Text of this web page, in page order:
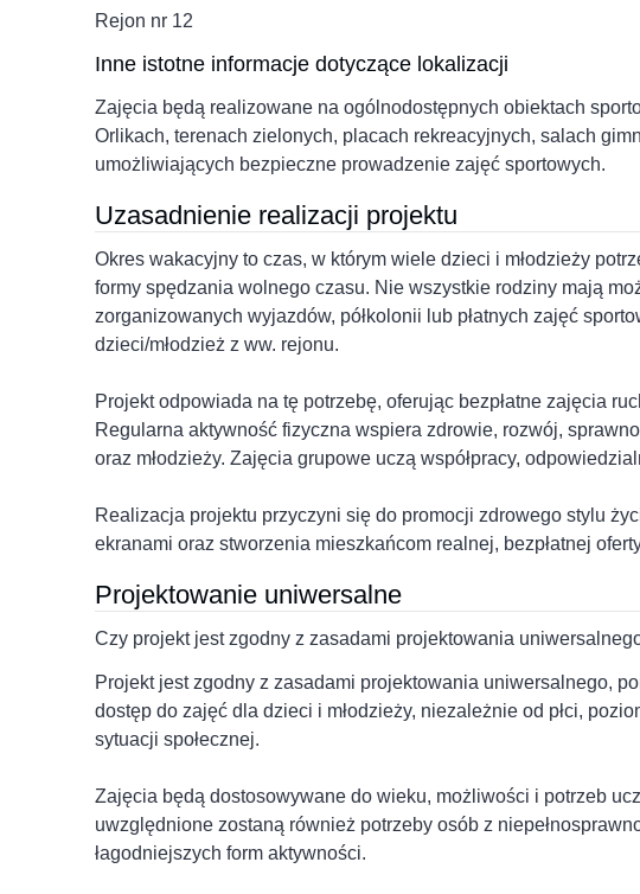
Rejon nr 12
Inne istotne informacje dotyczące lokalizacji
Zajęcia będą realizowane na ogólnodostępnych obiektach
Orlikach, terenach zielonych, placach rekreacyjnych, salach
umożliwiających bezpieczne prowadzenie zajęć sportowych.
Uzasadnienie realizacji projektu
Okres wakacyjny to czas, w którym wiele dzieci i młodzieży
formy spędzania wolnego czasu. Nie wszystkie rodziny mają
zorganizowanych wyjazdów, półkolonii lub płatnych zajęć
dzieci/młodzież z ww. rejonu.
Projekt odpowiada na tę potrzebę, oferując bezpłatne zajęcia
Regularna aktywność fizyczna wspiera zdrowie, rozwój,
oraz młodzieży. Zajęcia grupowe uczą współpracy,
Realizacja projektu przyczyni się do promocji zdrowego stylu
ekranami oraz stworzenia mieszkańcom realnej, bezpłatnej
Projektowanie uniwersalne
Czy projekt jest zgodny z zasadami projektowania
Projekt jest zgodny z zasadami projektowania uniwersalnego,
dostęp do zajęć dla dzieci i młodzieży, niezależnie od płci,
sytuacji społecznej.
Zajęcia będą dostosowywane do wieku, możliwości i potrzeb
uwzględnione zostaną również potrzeby osób z
łagodniejszych form aktywności.